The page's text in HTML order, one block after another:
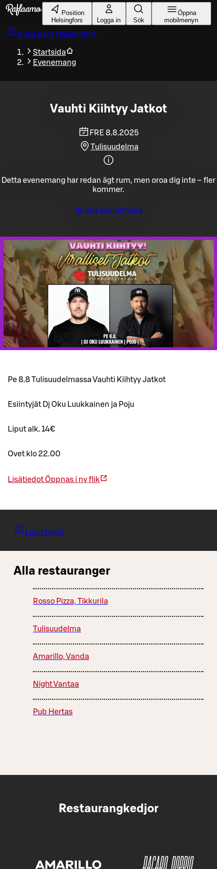
Gå till huvudinnehållet
Position
Helsingfors
Logga in Sök
Öppna
mobilmenyn
Boka bord Helsingfors
Startsida
Evenemang
Vauhti Kiihtyy Jatkot
FRE 8.8.2025
Tulisuudelma
Detta evenemang har redan ägt rum, men oroa dig inte – fler
kommer.
Se alla evenemang
Pe 8.8 Tulisuudelmassa Vauhti Kiihtyy Jatkot
Esiintyjät Dj Oku Luukkainen ja Poju
Liput alk. 14€
Ovet klo 22.00
LisätiedotÖppnas i ny flik
Liput tästä
Alla restauranger
Rosso Pizza, Tikkurila
Tulisuudelma
Amarillo, Vanda
Night Vantaa
Pub Hertas
Restaurangkedjor